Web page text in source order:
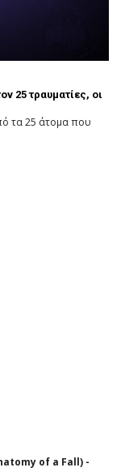
25 τραυματίες, οι
τα 25 άτομα που